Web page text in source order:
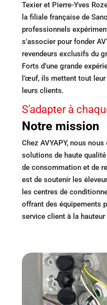
Texier et Pierre-Yves
la filiale française de
professionnels
s’associer pour fonder
revendeurs exclusifs du
Forts d’une grande
l’œuf, ils mettent tout
leurs clients.
S’adapter à
Notre mission
Chez AVYAPY, nous
solutions de haute
de consommation et de
est de soutenir les
les centres de
offrant des équipements
service client à la